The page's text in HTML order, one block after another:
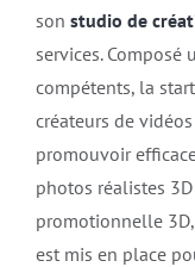
son studio de
services. Composé
compétents, la
créateurs de
promouvoir
photos réalistes
promotionnelle
est mis en place